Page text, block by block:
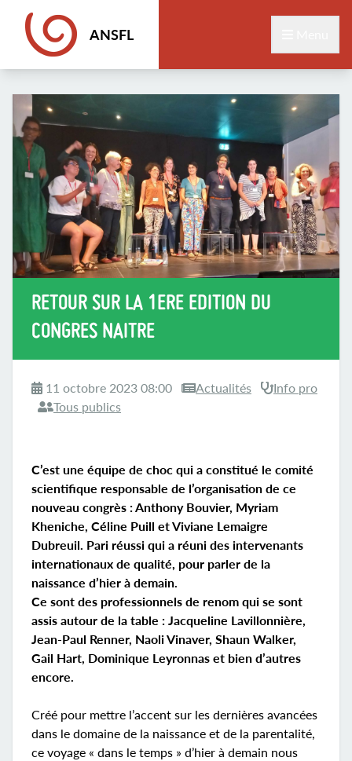
ANSFL
RETOUR SUR LA 1ERE EDITION DU
CONGRES NAITRE
11 octobre 2023 08:00 Actualités
Info pro
Tous publics
C’est une équipe de choc qui a constitué le comité
scientifique responsable de l’organisation de ce
nouveau congrès : Anthony Bouvier, Myriam
Kheniche, Céline Puill et Viviane Lemaigre
Dubreuil. Pari réussi qui a réuni des intervenants
internationaux de qualité, pour parler de la
naissance d’hier à demain.
Ce sont des professionnels de renom qui se sont
assis autour de la table : Jacqueline Lavillonnière,
Jean-Paul Renner, Naoli Vinaver, Shaun Walker,
Gail Hart, Dominique Leyronnas et bien d’autres
encore.
Créé pour mettre l’accent sur les dernières avancées
dans le domaine de la naissance et de la parentalité,
ce voyage « dans le temps » d’hier à demain nous